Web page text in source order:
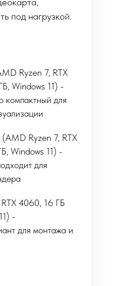
под нагрузкой.
Ryzen 7, RTX
Windows 11) -
компактный для
Ryzen 7, RTX
Windows 11) -
для
4060, 16 ГБ
-
для монтажа и